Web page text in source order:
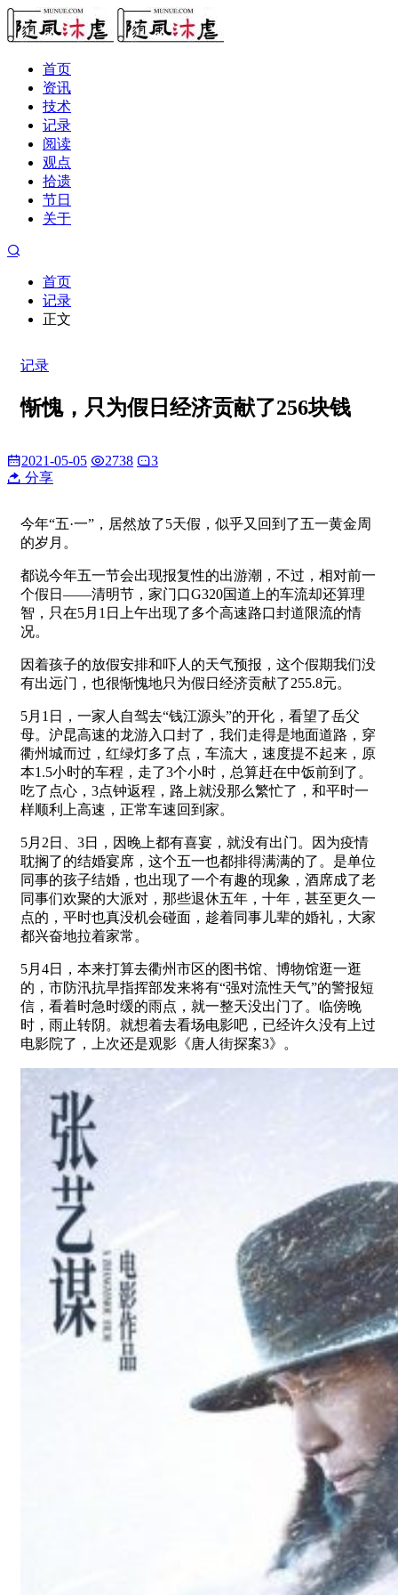
首页
资讯
技术
记录
阅读
观点
拾遗
节日
关于
首页
记录
正文
记录
惭愧，只为假日经济贡献了256块钱
2021-05-05 2738
3
分享
今年“五·一”，居然放了5天假，似乎又回到了五一黄金周
的岁月。
都说今年五一节会出现报复性的出游潮，不过，相对前一
个假日——清明节，家门口G320国道上的车流却还算理
智，只在5月1日上午出现了多个高速路口封道限流的情
况。
因着孩子的放假安排和吓人的天气预报，这个假期我们没
有出远门，也很惭愧地只为假日经济贡献了255.8元。
5月1日，一家人自驾去“钱江源头”的开化，看望了岳父
母。沪昆高速的龙游入口封了，我们走得是地面道路，穿
衢州城而过，红绿灯多了点，车流大，速度提不起来，原
本1.5小时的车程，走了3个小时，总算赶在中饭前到了。
吃了点心，3点钟返程，路上就没那么繁忙了，和平时一
样顺利上高速，正常车速回到家。
5月2日、3日，因晚上都有喜宴，就没有出门。因为疫情
耽搁了的结婚宴席，这个五一也都排得满满的了。是单位
同事的孩子结婚，也出现了一个有趣的现象，酒席成了老
同事们欢聚的大派对，那些退休五年，十年，甚至更久一
点的，平时也真没机会碰面，趁着同事儿辈的婚礼，大家
都兴奋地拉着家常。
5月4日，本来打算去衢州市区的图书馆、博物馆逛一逛
的，市防汛抗旱指挥部发来将有“强对流性天气”的警报短
信，看着时急时缓的雨点，就一整天没出门了。临傍晚
时，雨止转阴。就想着去看场电影吧，已经许久没有上过
电影院了，上次还是观影《唐人街探案3》。